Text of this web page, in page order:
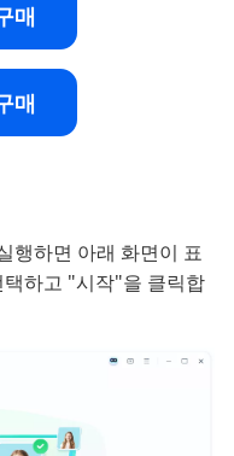
매
매
하면 아래 화면이 표
하고 "시작"을 클릭합